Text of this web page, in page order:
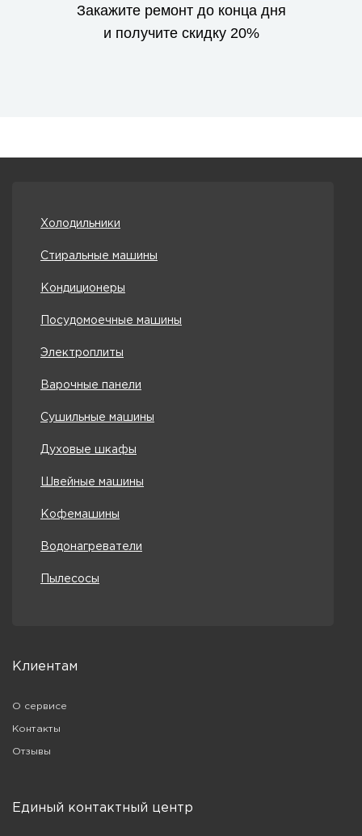
Закажите ремонт до конца дня
и получите скидку 20%
Холодильники
Стиральные машины
Кондиционеры
Посудомоечные машины
Электроплиты
Варочные панели
Сушильные машины
Духовые шкафы
Швейные машины
Кофемашины
Водонагреватели
Пылесосы
Клиентам
О сервисе
Контакты
Отзывы
Единый контактный центр